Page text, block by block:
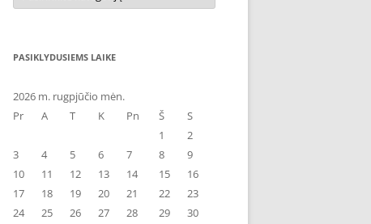
PASIKLYDUSIEMS LAIKE
2026 m. rugpjūčio mėn.
Pr
A T K Pn Š
S
1
2
3
4 5 6 7 8
9
10
11 12 13 14 15
16
17
18 19 20 21 22
23
24
25 26 27 28 29
30